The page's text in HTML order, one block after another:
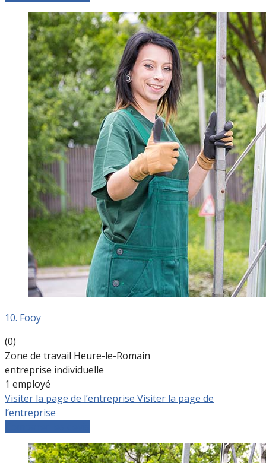
10. Fooy
(0)
Zone de travail Heure-le-Romain
entreprise individuelle
1 employé
Visiter la page de l’entreprise Visiter la page de
l’entreprise